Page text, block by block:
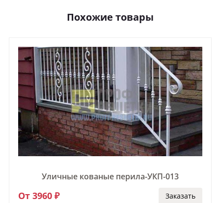
Похожие товары
Уличные кованые перила-УКП-013
От 3960 ₽ Заказать